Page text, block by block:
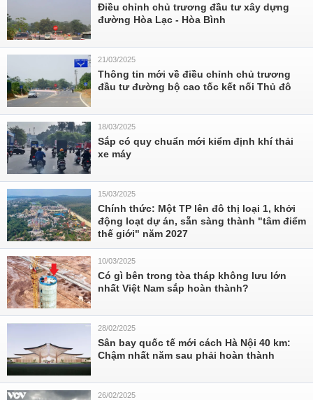
Điều chỉnh chủ trương đầu tư xây dựng
đường Hòa Lạc - Hòa Bình
21/03/2025
Thông tin mới về điều chỉnh chủ trương
đầu tư đường bộ cao tốc kết nối Thủ đô
18/03/2025
Sắp có quy chuẩn mới kiểm định khí thải
xe máy
15/03/2025
Chính thức: Một TP lên đô thị loại 1, khởi
động loạt dự án, sẵn sàng thành "tâm điểm
thế giới" năm 2027
10/03/2025
Có gì bên trong tòa tháp không lưu lớn
nhất Việt Nam sắp hoàn thành?
28/02/2025
Sân bay quốc tế mới cách Hà Nội 40 km:
Chậm nhất năm sau phải hoàn thành
26/02/2025